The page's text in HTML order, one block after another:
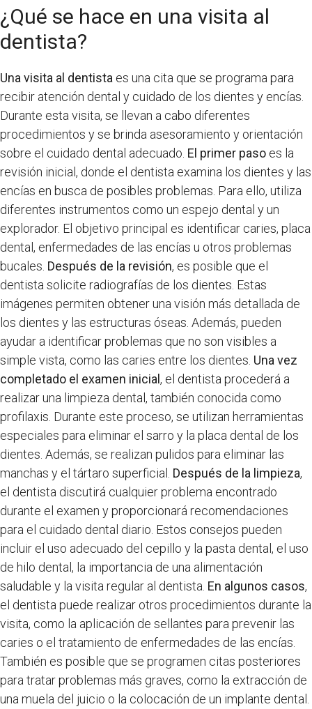
¿Qué se hace en una visita al
dentista?
Una visita al dentista es una cita que se programa para
recibir atención dental y cuidado de los dientes y encías.
Durante esta visita, se llevan a cabo diferentes
procedimientos y se brinda asesoramiento y orientación
sobre el cuidado dental adecuado. El primer paso es la
revisión inicial, donde el dentista examina los dientes y las
encías en busca de posibles problemas. Para ello, utiliza
diferentes instrumentos como un espejo dental y un
explorador. El objetivo principal es identificar caries, placa
dental, enfermedades de las encías u otros problemas
bucales. Después de la revisión, es posible que el
dentista solicite radiografías de los dientes. Estas
imágenes permiten obtener una visión más detallada de
los dientes y las estructuras óseas. Además, pueden
ayudar a identificar problemas que no son visibles a
simple vista, como las caries entre los dientes. Una vez
completado el examen inicial, el dentista procederá a
realizar una limpieza dental, también conocida como
profilaxis. Durante este proceso, se utilizan herramientas
especiales para eliminar el sarro y la placa dental de los
dientes. Además, se realizan pulidos para eliminar las
manchas y el tártaro superficial. Después de la limpieza,
el dentista discutirá cualquier problema encontrado
durante el examen y proporcionará recomendaciones
para el cuidado dental diario. Estos consejos pueden
incluir el uso adecuado del cepillo y la pasta dental, el uso
de hilo dental, la importancia de una alimentación
saludable y la visita regular al dentista. En algunos casos,
el dentista puede realizar otros procedimientos durante la
visita, como la aplicación de sellantes para prevenir las
caries o el tratamiento de enfermedades de las encías.
También es posible que se programen citas posteriores
para tratar problemas más graves, como la extracción de
una muela del juicio o la colocación de un implante dental.